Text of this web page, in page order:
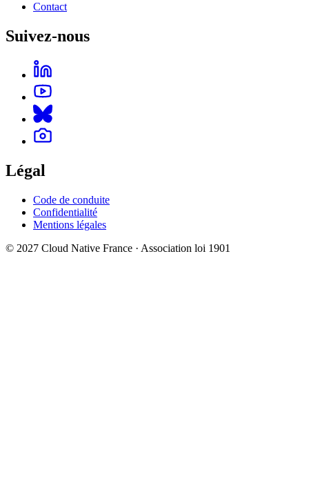
Contact
Suivez-nous
Légal
Code de conduite
Confidentialité
Mentions légales
© 2027 Cloud Native France · Association loi 1901